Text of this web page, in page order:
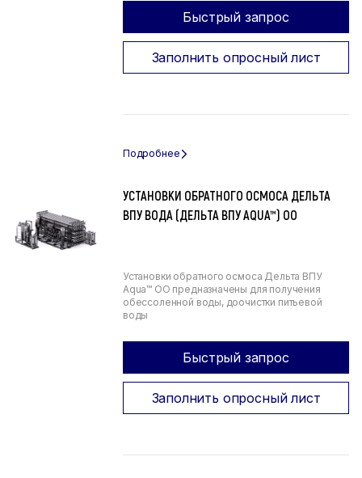
Быстрый запрос
Заполнить опросный лист
УСТАНОВКИ ОБРАТНОГО ОСМОСА ДЕЛЬТА
ВПУ ВОДА (ДЕЛЬТА ВПУ AQUA™) ОО
Установки обратного осмоса Дельта ВПУ
Aqua™ ОО предназначены для получения
обессоленной воды, доочистки питьевой
воды
Быстрый запрос
Заполнить опросный лист